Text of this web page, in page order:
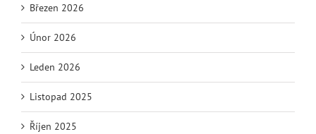
Březen 2026
Únor 2026
Leden 2026
Listopad 2025
Říjen 2025